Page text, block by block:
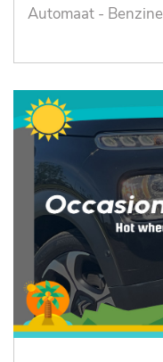
Automaat - Benzine